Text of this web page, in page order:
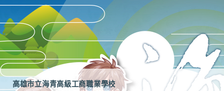
高雄市立海青高級工商職業學校